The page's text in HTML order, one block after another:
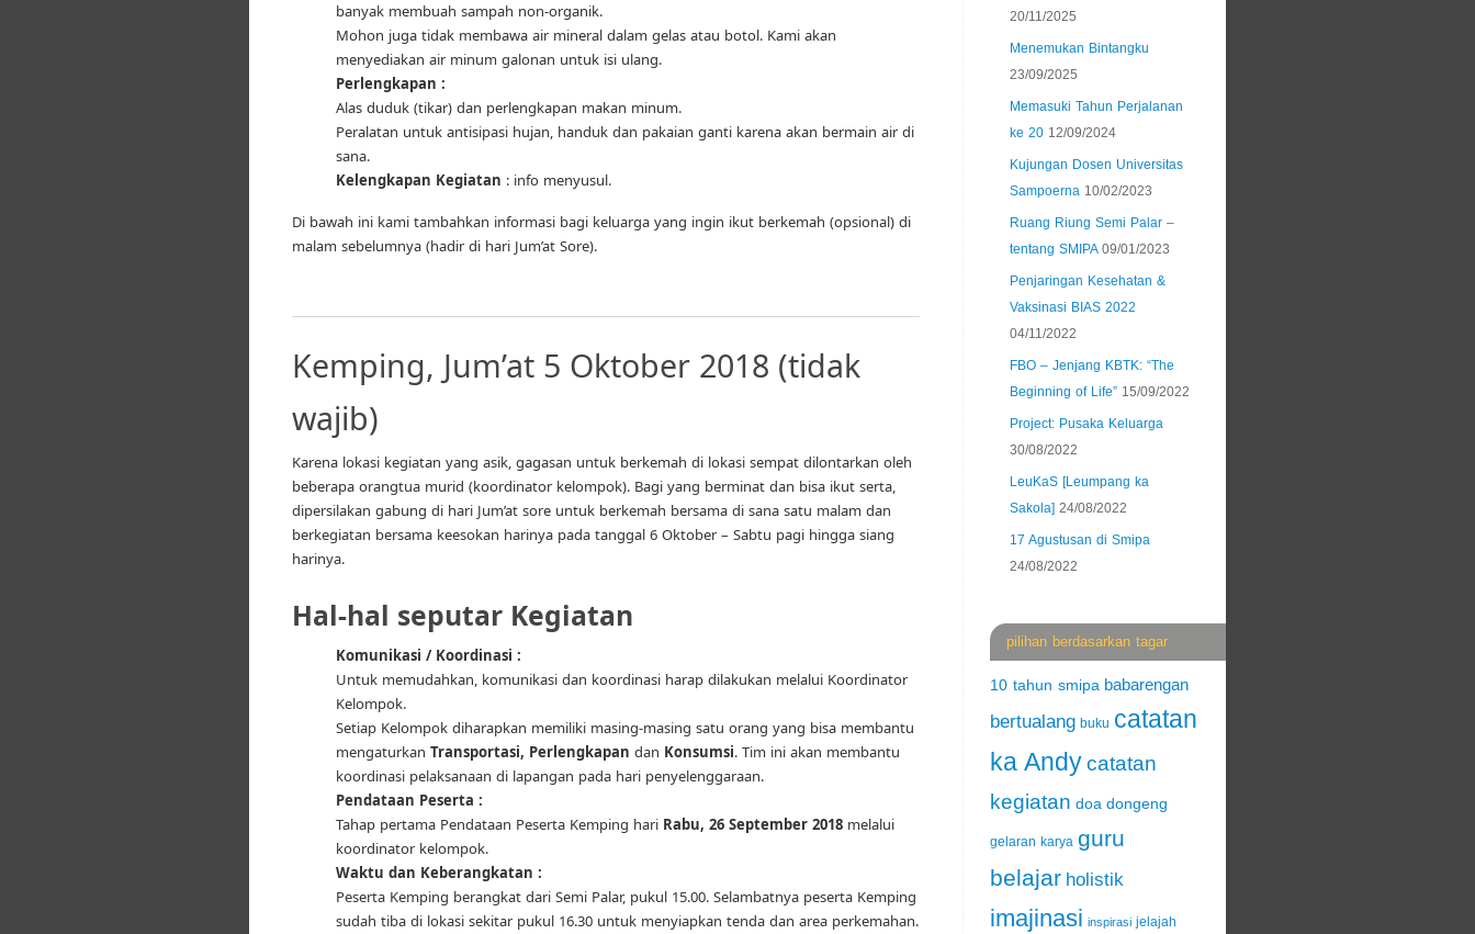
banyak membuah sampah non-organik.
Mohon juga tidak membawa air mineral dalam gelas atau botol. Kami akan
menyediakan air minum galonan untuk isi ulang.
Perlengkapan :
Alas duduk (tikar) dan perlengkapan makan minum.
Peralatan untuk antisipasi hujan, handuk dan pakaian ganti karena akan bermain air di
sana.
Kelengkapan Kegiatan : info menyusul.
Di bawah ini kami tambahkan informasi bagi keluarga yang ingin ikut berkemah (opsional) di
malam sebelumnya (hadir di hari Jum’at Sore).
Kemping, Jum’at 5 Oktober 2018 (tidak
wajib)
Karena lokasi kegiatan yang asik, gagasan untuk berkemah di lokasi sempat dilontarkan oleh
beberapa orangtua murid (koordinator kelompok). Bagi yang berminat dan bisa ikut serta,
dipersilakan gabung di hari Jum’at sore untuk berkemah bersama di sana satu malam dan
berkegiatan bersama keesokan harinya pada tanggal 6 Oktober – Sabtu pagi hingga siang
harinya.
Hal-hal seputar Kegiatan
Komunikasi / Koordinasi :
Untuk memudahkan, komunikasi dan koordinasi harap dilakukan melalui Koordinator
Kelompok.
Setiap Kelompok diharapkan memiliki masing-masing satu orang yang bisa membantu
mengaturkan Transportasi, Perlengkapan dan Konsumsi. Tim ini akan membantu
koordinasi pelaksanaan di lapangan pada hari penyelenggaraan.
Pendataan Peserta :
Tahap pertama Pendataan Peserta Kemping hari Rabu, 26 September 2018melalui
koordinator kelompok.
Waktu dan Keberangkatan :
Peserta Kemping berangkat dari Semi Palar, pukul 15.00. Selambatnya peserta Kemping
sudah tiba di lokasi sekitar pukul 16.30 untuk menyiapkan tenda dan area perkemahan.
20/11/2025
Menemukan Bintangku
23/09/2025
Memasuki Tahun Perjalanan
ke 20 12/09/2024
Kujungan Dosen Universitas
Sampoerna 10/02/2023
Ruang Riung Semi Palar –
tentang SMIPA 09/01/2023
Penjaringan Kesehatan &
Vaksinasi BIAS 2022
04/11/2022
FBO – Jenjang KBTK: “The
Beginning of Life” 15/09/2022
Project: Pusaka Keluarga
30/08/2022
LeuKaS [Leumpang ka
Sakola] 24/08/2022
17 Agustusan di Smipa
24/08/2022
pilihan berdasarkan tagar
10 tahun smipa babarengan
bertualang buku catatan
ka Andycatatan
kegiatan doa dongeng
gelaran karya guru
belajar holistik
imajinasi inspirasi jelajah